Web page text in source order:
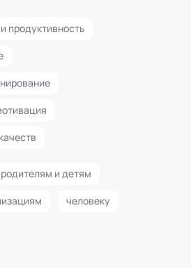
продуктивность
родителям и детям
человеку